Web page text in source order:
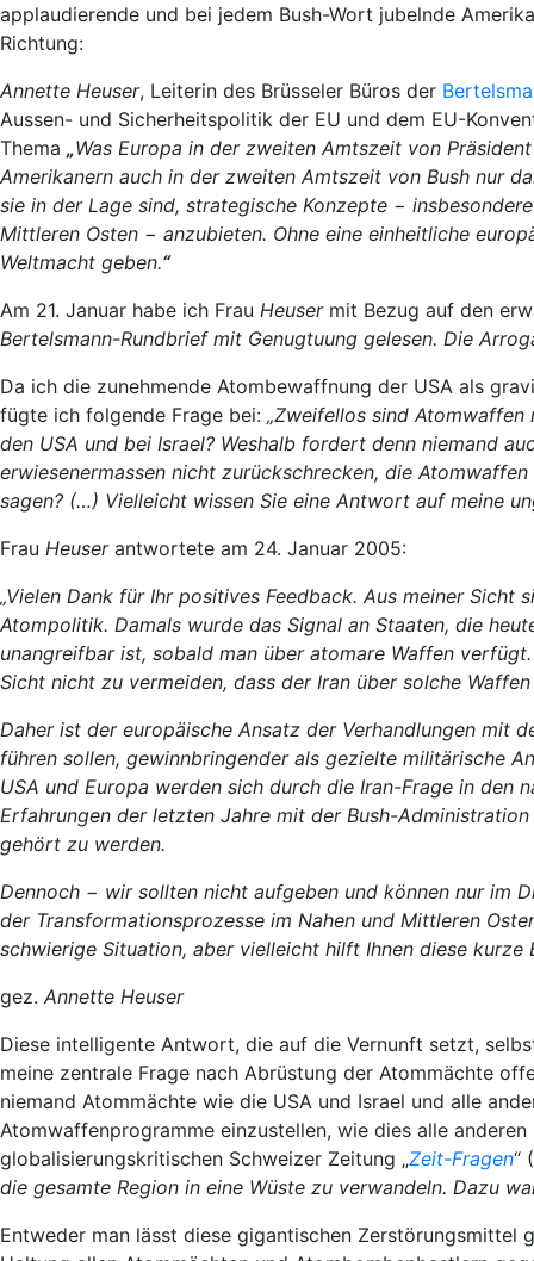
applaudierende und bei jedem Bush-Wort jubelnde
Richtung:
Annette Heuser, Leiterin des Brüsseler Büros der
Aussen- und Sicherheitspolitik der EU und dem EU-
Thema „Was Europa in der zweiten Amtszeit von
Amerikanern auch in der zweiten Amtszeit von Bush nur
sie in der Lage sind, strategische Konzepte −
Mittleren Osten − anzubieten. Ohne eine einheitliche
Weltmacht geben.“
Am 21. Januar habe ich Frau Heusermit Bezug auf den
Bertelsmann-Rundbrief mit Genugtuung gelesen. Die
Da ich die zunehmende Atombewaffnung der USA als
fügte ich folgende Frage bei: „Zweifellos sind
den USA und bei Israel? Weshalb fordert denn niemand
erwiesenermassen nicht zurückschrecken, die
sagen? (…) Vielleicht wissen Sie eine Antwort auf meine
Frau Heuserantwortete am 24. Januar 2005:
„Vielen Dank für Ihr positives Feedback. Aus meiner
Atompolitik. Damals wurde das Signal an Staaten, die
unangreifbar ist, sobald man über atomare Waffen
Sicht nicht zu vermeiden, dass der Iran über solche
Daher ist der europäische Ansatz der Verhandlungen mit
führen sollen, gewinnbringender als gezielte militärische
USA und Europa werden sich durch die Iran-Frage in den
Erfahrungen der letzten Jahre mit der Bush-
gehört zu werden.
Dennoch − wir sollten nicht aufgeben und können nur im
der Transformationsprozesse im Nahen und Mittleren
schwierige Situation, aber vielleicht hilft Ihnen diese kurze
gez. Annette Heuser
Diese intelligente Antwort, die auf die Vernunft setzt,
meine zentrale Frage nach Abrüstung der Atommächte
niemand Atommächte wie die USA und Israel und alle
Atomwaffenprogramme einzustellen, wie dies alle
globalisierungskritischen Schweizer Zeitung „Zeit-Fragen“
die gesamte Region in eine Wüste zu verwandeln. Dazu
Entweder man lässt diese gigantischen Zerstörungsmittel